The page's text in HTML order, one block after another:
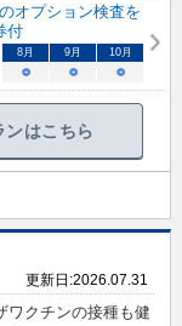
オプション検査を
付
8 月 9 月 10月
○ ○ ○
ンはこちら
更新日:2026.07.31
ワクチンの接種も健